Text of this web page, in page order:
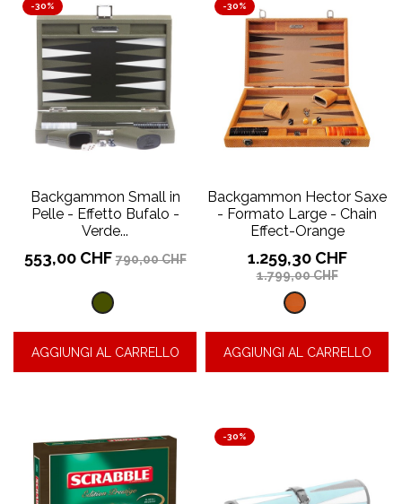
-30%
Backgammon Small in
Pelle - Effetto Bufalo -
Verde...
Prezzo
553,00 CHFPrezzo
790,00 CHF
Effetto
bufalo
-
AGGIUNGI AL CARRELLO
-30%
Backgammon Hector Saxe
- Formato Large - Chain
Effect-Orange
Prezzo
1.259,30 CHFPrezzo
1.799,00 CHF
Chain
Effect-
Orange
AGGIUNGI AL CARRELLO
-30%